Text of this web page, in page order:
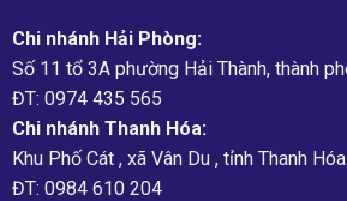
Chi nhánh Hải Phòng:
Số 11 tổ 3A phường Hải Thành, thành
ĐT: 0974 435 565
Chi nhánh Thanh Hóa:
Khu Phố Cát , xã Vân Du , tỉnh Thanh Hóa.
ĐT: 0984 610 204